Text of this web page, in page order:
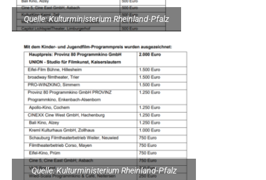
Quelle: Kulturministerium Rheinland-Pfalz
Quelle: Kulturministerium Rheinland-Pfalz